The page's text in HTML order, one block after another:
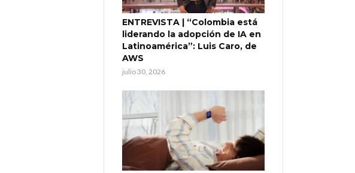
ENTREVISTA | “Colombia está
liderando la adopción de IA en
Latinoamérica”: Luis Caro, de
AWS
julio 30, 2026